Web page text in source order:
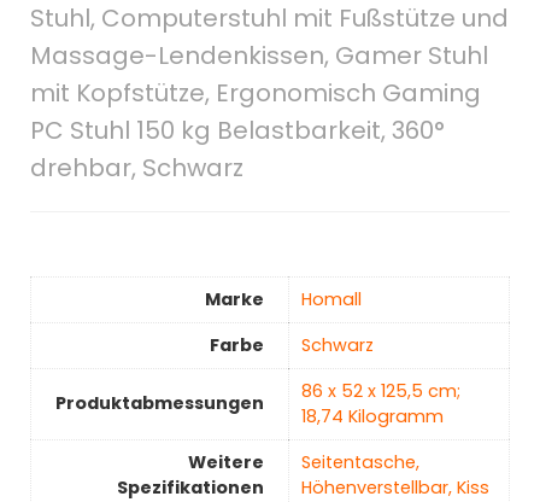
Stuhl, Computerstuhl mit Fußstütze und
Massage-Lendenkissen, Gamer Stuhl
mit Kopfstütze, Ergonomisch Gaming
PC Stuhl 150 kg Belastbarkeit, 360°
drehbar, Schwarz
Marke
‎Homall
Farbe
‎Schwarz
Produktabmessungen
‎86 x 52 x 125,5 cm;
18,74 Kilogramm
Weitere
Spezifikationen
‎Seitentasche,
Höhenverstellbar, Kiss